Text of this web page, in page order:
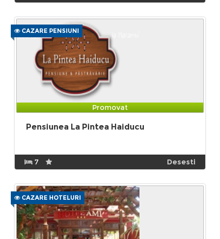
CAZARE PENSIUNI
Promovat
Pensiunea La Pintea Haiducu
7 Desesti
CAZARE HOTELURI